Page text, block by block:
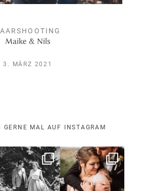
Maike & Nils
3. MÄRZ 2021
GERNE MAL AUF INSTAGRAM